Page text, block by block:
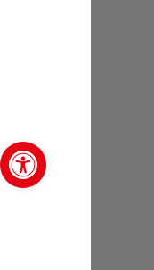
Open toolbar